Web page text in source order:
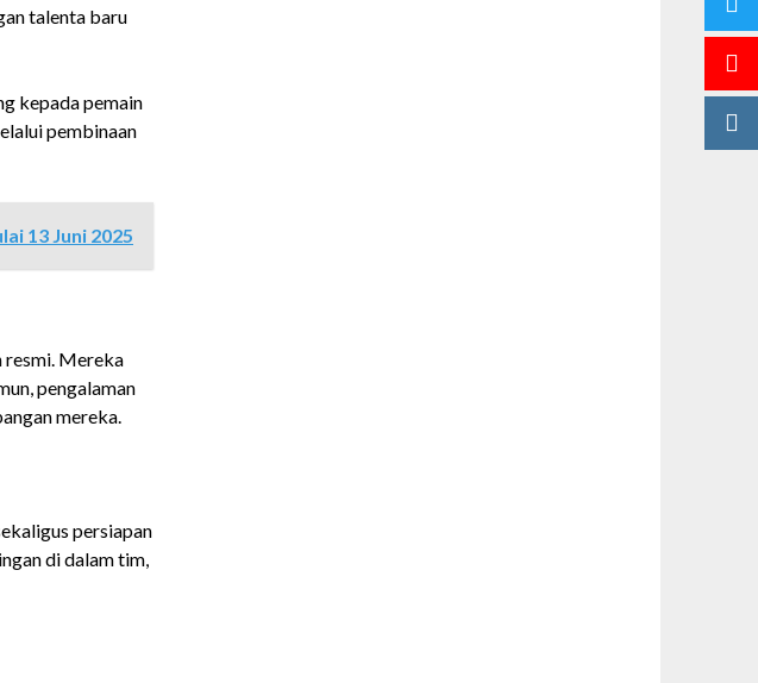
talenta baru
kepada pemain
pembinaan
13 Juni 2025
resmi. Mereka
pengalaman
mereka.
persiapan
di dalam tim,